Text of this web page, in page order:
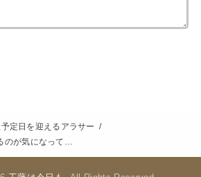
定日を迎えるアラサー
のが気になって…